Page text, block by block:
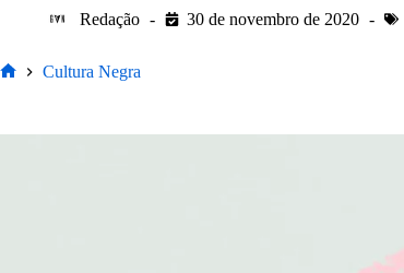
Redação 30 de novembro de 2020
Cultura Negra